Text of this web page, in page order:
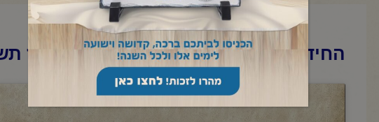
החיד"א – שיעור מאשדוד – אור לי' תמוז